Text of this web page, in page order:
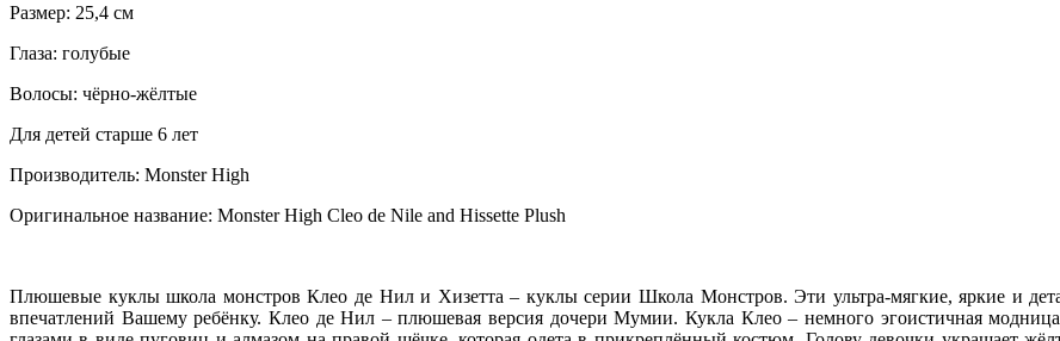
Размер: 25,4 см
Глаза: голубые
Волосы: чёрно-жёлтые
Для детей старше 6 лет
Производитель: Monster High
Оригинальное название: Monster High Cleo de Nile and Hissette Plush
Плюшевые куклы школа монстров Клео де Нил и Хизетта – куклы серии Школа Монстров. Эти ультра-мягкие, яркие и
впечатлений Вашему ребёнку. Клео де Нил – плюшевая версия дочери Мумии. Кукла Клео – немного эгоистичная